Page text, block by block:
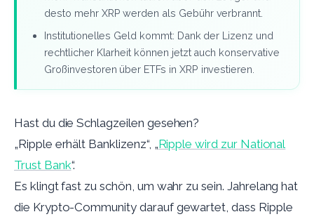
desto mehr XRP werden als Gebühr verbrannt.
Institutionelles Geld kommt: Dank der Lizenz und
rechtlicher Klarheit können jetzt auch konservative
Großinvestoren über ETFs in XRP investieren.
Hast du die Schlagzeilen gesehen?
„Ripple erhält Banklizenz“, „Ripple wird zur National
Trust Bank“.
Es klingt fast zu schön, um wahr zu sein. Jahrelang hat
die Krypto-Community darauf gewartet, dass Ripple